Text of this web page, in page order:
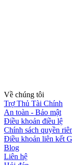
Về chúng tôi
Trợ Thủ Tài Chính
An toàn - Bảo mật
Điều khoản điều lệ
Chính sách quyền
Điều khoản liên kết
Blog
Liên hệ